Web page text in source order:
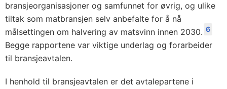
bransjeorganisasjoner og samfunnet for øvrig, og ulike
tiltak som matbransjen selv anbefalte for å nå
målsettingen om halvering av matsvinn innen 2030. 6
Begge rapportene var viktige underlag og forarbeider
til bransjeavtalen.
I henhold til bransjeavtalen er det avtalepartene i